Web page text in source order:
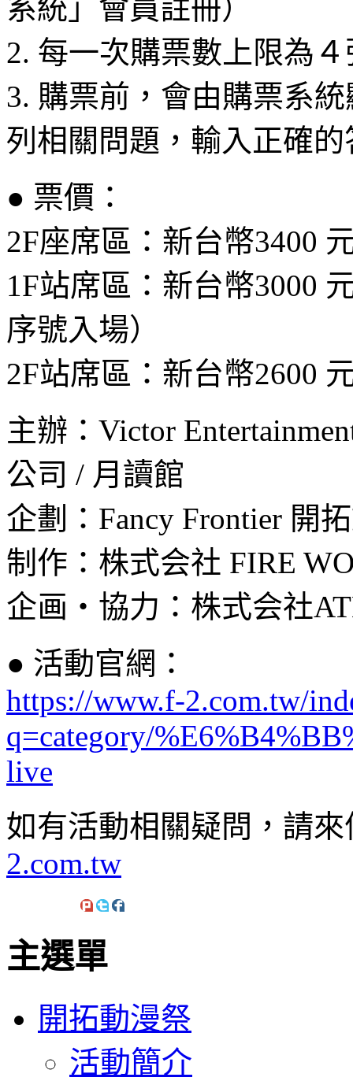
系統」會員註冊）
2. 每一次購票數上限為
3. 購票前，會由購票系
列相關問題，輸入正確
● 票價：
2F座席區：新台幣3400
1F站席區：新台幣3000
序號入場）
2F站席區：新台幣2600
主辦：Victor
公司 / 月讀館
企劃：Fancy Frontier 開
制作：株式会社 FIRE
企画・協力：株式会社
● 活動官網：
https://www.f-2.com.tw/
q=category/
live
如有活動相關疑問，請
2.com.tw
主選單
開拓動漫祭
活動簡介